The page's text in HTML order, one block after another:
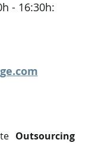
- 16:30h:
Outsourcing